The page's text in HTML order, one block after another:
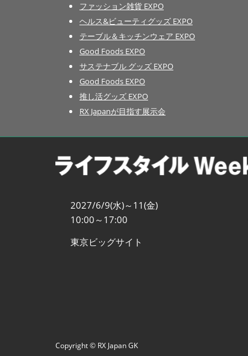
ファッション雑貨 EXPO
ヘルス&ビューティグッズ EXPO
テーブル＆キッチンウェア EXPO
Good Foods EXPO
サステナブル グッズ EXPO
Good Foods EXPO
推し活グッズ EXPO
RX Japanが目指す展示会
2027/6/9(水)～11(金)
10:00～17:00
東京ビッグサイト
Copyright © RX Japan GK